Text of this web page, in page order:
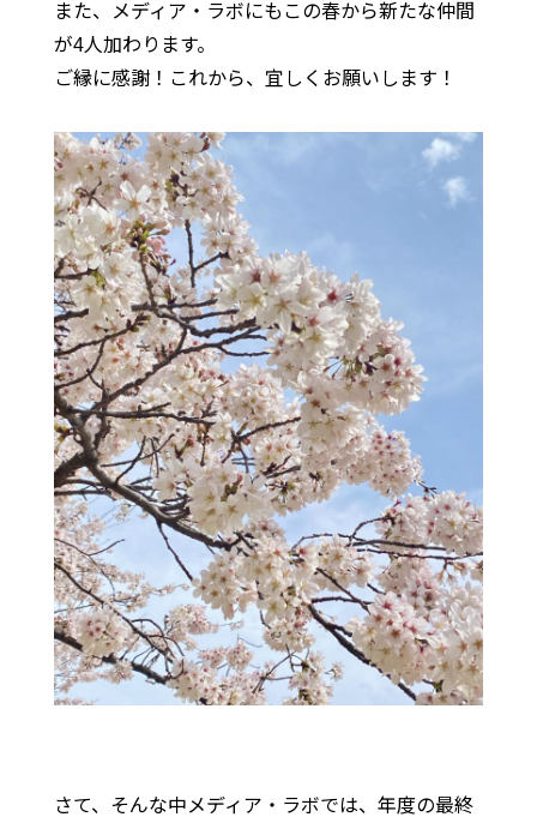
また、メディア・ラボにもこの春から新たな仲間
が4人加わります。
ご縁に感謝！これから、宜しくお願いします！
さて、そんな中メディア・ラボでは、年度の最終